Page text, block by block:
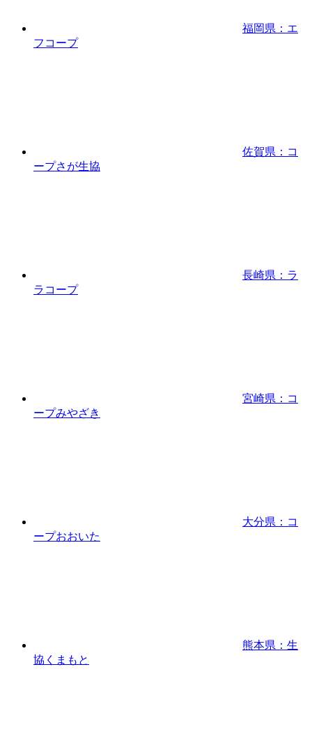
福岡県：エ
フコープ
佐賀県：コ
ープさが生協
長崎県：ラ
ラコープ
宮崎県：コ
ープみやざき
大分県：コ
ープおおいた
熊本県：生
協くまもと